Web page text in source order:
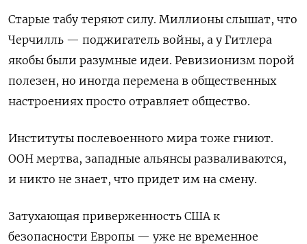
Старые табу теряют силу. Миллионы слышат, что
Черчилль — поджигатель войны, а у Гитлера
якобы были разумные идеи. Ревизионизм порой
полезен, но иногда перемена в общественных
настроениях просто отравляет общество.
Институты послевоенного мира тоже гниют.
ООН мертва, западные альянсы разваливаются,
и никто не знает, что придет им на смену.
Затухающая приверженность США к
безопасности Европы — уже не временное